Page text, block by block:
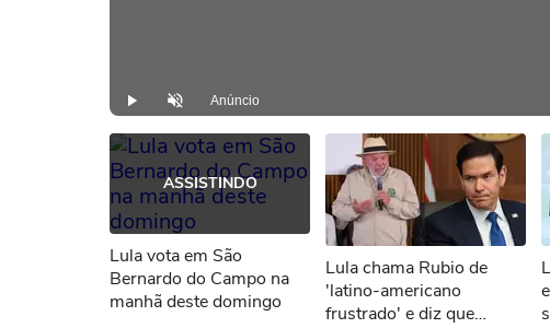
Play DesmutarAnúncio
ASSISTINDO
Lula vota em São
Bernardo do Campo na
manhã deste domingo
Lula chama Rubio de
'latino-americano
frustrado' e diz que